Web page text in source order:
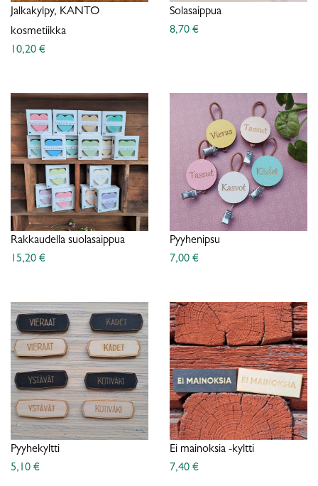
Jalkakylpy, KANTO
kosmetiikka
10,20 €
Solasaippua
8,70 €
Rakkaudella suolasaippua
15,20 €
Pyyhenipsu
7,00 €
Pyyhekyltti
5,10 €
Ei mainoksia -kyltti
7,40 €